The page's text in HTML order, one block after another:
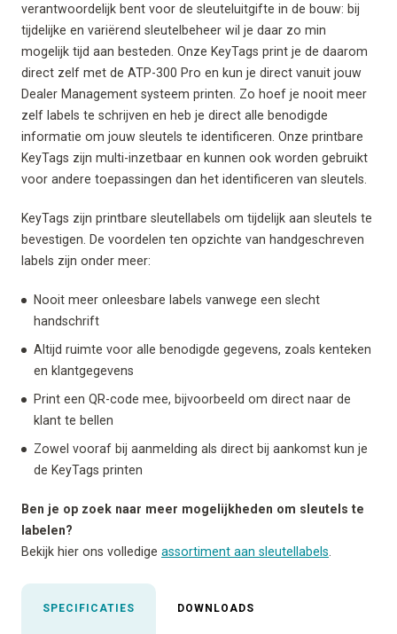
verantwoordelijk bent voor de sleuteluitgifte in de bouw: bij
tijdelijke en variërend sleutelbeheer wil je daar zo min
mogelijk tijd aan besteden. Onze KeyTags print je de daarom
direct zelf met de ATP-300 Pro en kun je direct vanuit jouw
Dealer Management systeem printen. Zo hoef je nooit meer
zelf labels te schrijven en heb je direct alle benodigde
informatie om jouw sleutels te identificeren. Onze printbare
KeyTags zijn multi-inzetbaar en kunnen ook worden gebruikt
voor andere toepassingen dan het identificeren van sleutels.
KeyTags zijn printbare sleutellabels om tijdelijk aan sleutels te
bevestigen. De voordelen ten opzichte van handgeschreven
labels zijn onder meer:
Nooit meer onleesbare labels vanwege een slecht
handschrift
Altijd ruimte voor alle benodigde gegevens, zoals kenteken
en klantgegevens
Print een QR-code mee, bijvoorbeeld om direct naar de
klant te bellen
Zowel vooraf bij aanmelding als direct bij aankomst kun je
de KeyTags printen
Ben je op zoek naar meer mogelijkheden om sleutels te
labelen?
Bekijk hier ons volledige assortiment aan sleutellabels
SPECIFICATIES DOWNLOADS